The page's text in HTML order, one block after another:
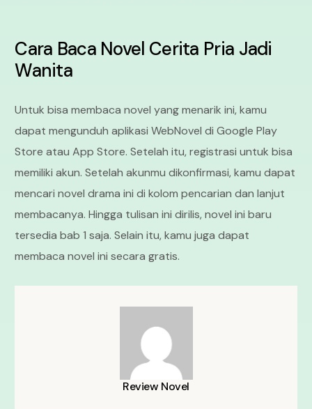
Cara Baca Novel Cerita Pria Jadi
Wanita
Untuk bisa membaca novel yang menarik ini, kamu
dapat mengunduh aplikasi WebNovel di Google Play
Store atau App Store. Setelah itu, registrasi untuk bisa
memiliki akun. Setelah akunmu dikonfirmasi, kamu dapat
mencari novel drama ini di kolom pencarian dan lanjut
membacanya. Hingga tulisan ini dirilis, novel ini baru
tersedia bab 1 saja. Selain itu, kamu juga dapat
membaca novel ini secara gratis.
Review Novel